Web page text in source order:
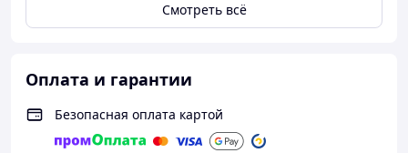
Смотреть всё
Оплата и гарантии
Безопасная оплата картой